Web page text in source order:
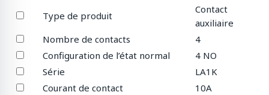
Type de produit
Contact
auxiliaire
Nombre de contacts
4
Configuration de l’état normal
4 NO
Série
LA1K
Courant de contact
10A